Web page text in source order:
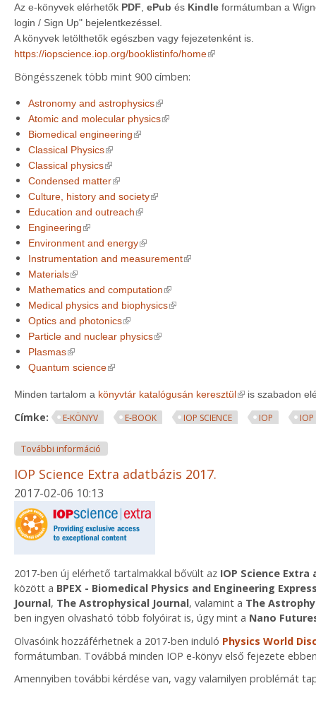
Az e-könyvek elérhetők PDF ePub és Kindle formátumban a
login / Sign Up" bejelentkezéssel.
A könyvek letölthetők egészben vagy fejezetenként is.
https://iopscience.iop.org/booklistinfo/home(link is external)
Böngésszenek több mint 900 címben:
Astronomy and astrophysics(link is external)
Atomic and molecular physics(link is external)
Biomedical engineering(link is external)
Classical Physics(link is external)
Classical physics(link is external)
Condensed matter(link is external)
Culture, history and society(link is external)
Education and outreach(link is external)
Engineering(link is external)
Environment and energy(link is external)
Instrumentation and measurement(link is external)
Materials(link is external)
Mathematics and computation(link is external)
Medical physics and biophysics(link is external)
Optics and photonics(link is external)
Particle and nuclear physics(link is external)
Plasmas(link is external)
Quantum science(link is external)
Minden tartalom a könyvtár katalógusán keresztül(link is external)
is szabadon
Címke: E-KÖNYV E-BOOK IOP SCIENCE IOP
További információ
IOP Science Extra adatbázis 2017.
2017-02-06 10:13
2017-ben új elérhető tartalmakkal bővült az IOP Science Extra
között a BPEX - Biomedical Physics and Engineering
Journal, The Astrophysical Journal, valamint a The
ben ingyen olvasható több folyóirat is, úgy mint a Nano
Olvasóink hozzáférhetnek a 2017-ben induló Physics World
formátumban. Továbbá minden IOP e-könyv első fejezete
Amennyiben további kérdése van, vagy valamilyen problémát